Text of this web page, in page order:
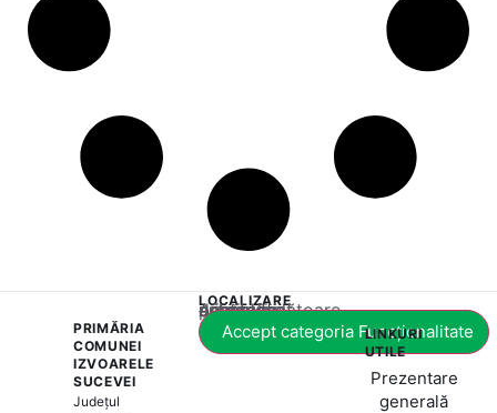
PRIMĂRIA
COMUNEI
IZVOARELE
SUCEVEI
Județul
LOCALIZARE
Acest conținut este blocat până când acceptați categoria corespunzătoare de cookie-uri.
Accept categoria Funcționalitate
LINKURI
UTILE
Prezentare
generală